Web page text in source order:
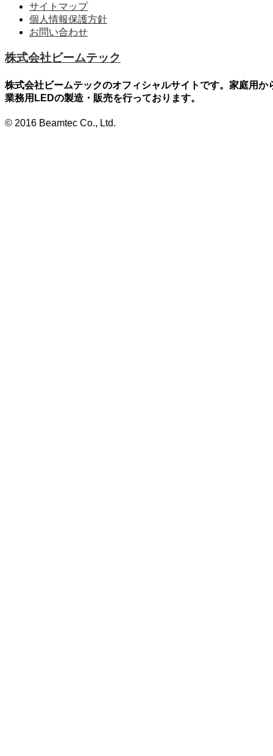
サイトマップ
個人情報保護方針
お問い合わせ
株式会社ビームテック
株式会社ビームテックのオフィシャルサイトです。家庭用か
業務用LEDの製造・販売を行っております。
© 2016 Beamtec Co., Ltd.